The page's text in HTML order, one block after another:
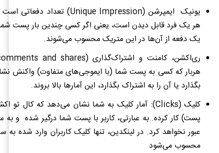
یونیک ایمپرشن (Unique Impression) تعداد دفعاتی است
هر یک فرد قابل دیدن است، یعنی اگر کسی چندین بار پست شما
یک دفعه از آن‌ها در این متریک محسوب می‌شوند.
ری‌اکشن، کامنت و اشتراک‌گذاری (and shares
هربار که کسی به پست شما (با ایموجی‌های متفاوت) واکنش
بگذارد یا آن را به اشتراک بگذارد، این آمارها بالا بروند.
کلیک (Clicks): آمار کلیک به شما نشان می‌دهد که کال تو
پست) کار کرده. به عبارتی، کاربر با پست شما درگیر شده و به
عبور نخواهد کرد. در لینکدین، تنها کلیک کاربران وارد شده به
محسوب می‌شود